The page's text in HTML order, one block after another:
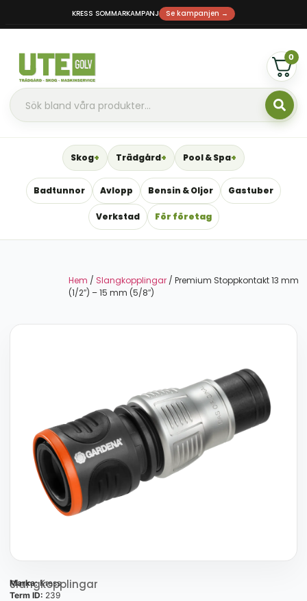
KRESS SOMMARKAMPANJ Se kampanjen →
0
Skog Trädgård Pool & Spa
Badtunnor Avlopp Bensin & Oljor Gastuber
Verkstad För företag
Hem / Slangkopplingar / Premium Stoppkontakt 13 mm
(1/2″) – 15 mm (5/8″)
Slangkopplingar
Marka:Kress
Term ID: 239